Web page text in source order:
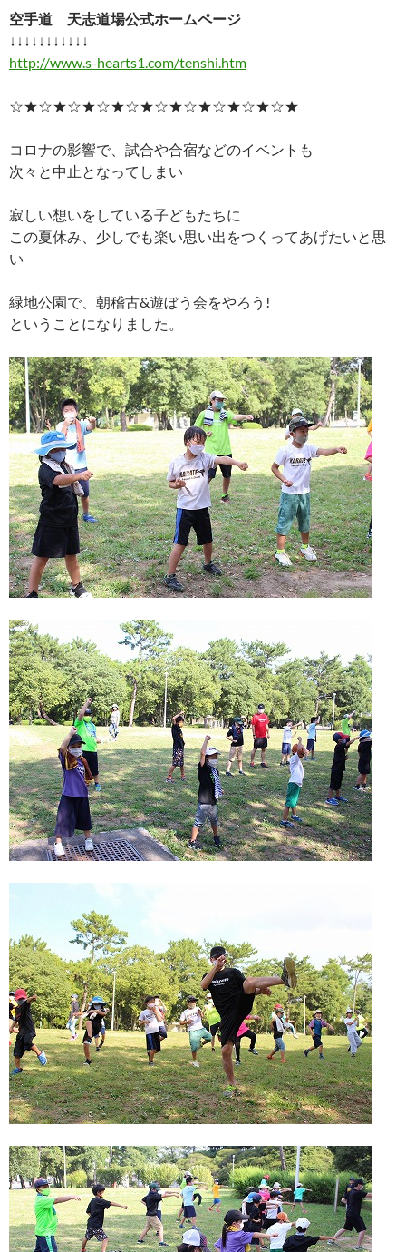
空手道 天志道場公式ホームページ
↓↓↓↓↓↓↓↓↓↓↓
http://www.s-hearts1.com/tenshi.htm
☆★☆★☆★☆★☆★☆★☆★☆★☆★☆★
コロナの影響で、試合や合宿などのイベントも
次々と中止となってしまい
寂しい想いをしている子どもたちに
この夏休み、少しでも楽い思い出をつくってあげたいと思
い
緑地公園で、朝稽古&遊ぼう会をやろう!
ということになりました。